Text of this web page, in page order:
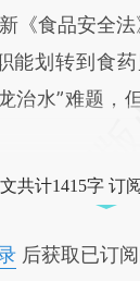
食品安全法
能划转到食
治水”难题，
共计1415字 订
后获取已订